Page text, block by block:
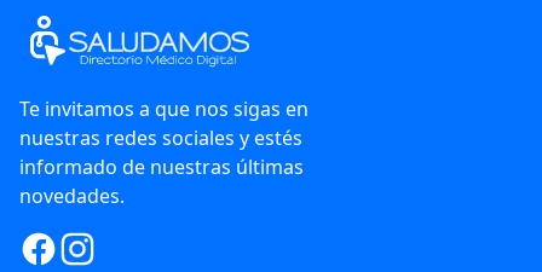
Te invitamos a que nos sigas en
nuestras redes sociales y estés
informado de nuestras últimas
novedades.